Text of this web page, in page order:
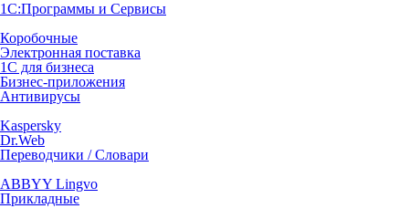
1С:Программы и Сервисы
Коробочные
Электронная поставка
1С для бизнеса
Бизнес-приложения
Антивирусы
Kaspersky
Dr.Web
Переводчики / Словари
ABBYY Lingvo
Прикладные